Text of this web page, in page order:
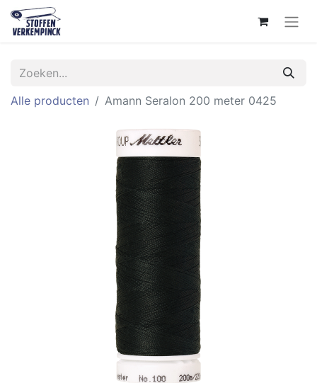
Alle producten Amann Seralon 200 meter 0425